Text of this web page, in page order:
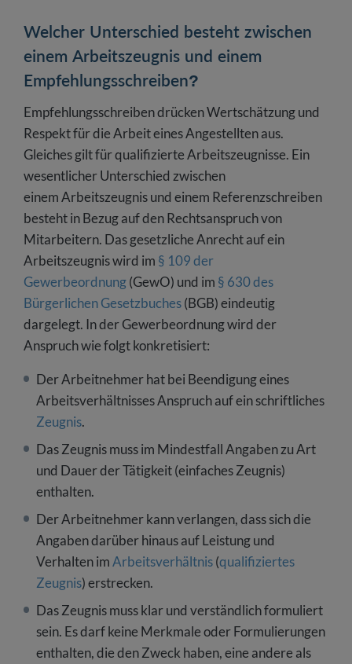
Welcher Unterschied besteht zwischen
einem Arbeitszeugnis und einem
Empfehlungsschreiben?
Empfehlungsschreiben drücken Wertschätzung und
Respekt für die Arbeit eines Angestellten aus.
Gleiches gilt für qualifizierte Arbeitszeugnisse. Ein
wesentlicher Unterschied zwischen
einem Arbeitszeugnis und einem Referenzschreiben
besteht in Bezug auf den Rechtsanspruch von
Mitarbeitern. Das gesetzliche Anrecht auf ein
Arbeitszeugnis wird im § 109 der
Gewerbeordnung(GewO) und im § 630 des
Bürgerlichen Gesetzbuches(BGB) eindeutig
dargelegt. In der Gewerbeordnung wird der
Anspruch wie folgt konkretisiert:
Der Arbeitnehmer hat bei Beendigung eines
Arbeitsverhältnisses Anspruch auf ein schriftliches
Zeugnis.
Das Zeugnis muss im Mindestfall Angaben zu Art
und Dauer der Tätigkeit (einfaches Zeugnis)
enthalten.
Der Arbeitnehmer kann verlangen, dass sich die
Angaben darüber hinaus auf Leistung und
Verhalten imArbeitsverhältnis(qualifiziertes
Zeugnis) erstrecken.
Das Zeugnis muss klar und verständlich formuliert
sein. Es darf keine Merkmale oder Formulierungen
enthalten, die den Zweck haben, eine andere als